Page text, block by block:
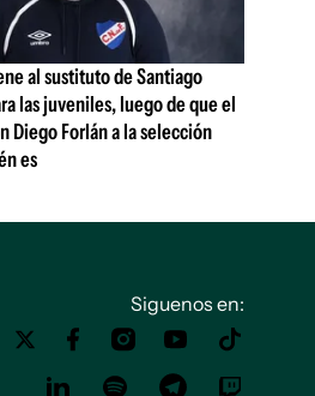
al sustituto de Santiago
las juveniles, luego de que el
Diego Forlán a la selección
es
Siguenos en: